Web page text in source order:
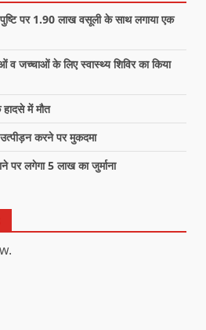
पर 1.90 लाख वसूली के साथ लगाया एक
व जच्चाओं के लिए स्वास्थ्य शिविर का किया
में मौत
करने पर मुकदमा
लगेगा 5 लाख का जुर्माना